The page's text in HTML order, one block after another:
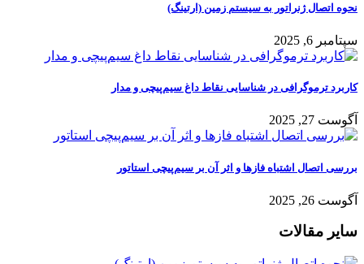
نحوه اتصال ژنراتور به سیستم زمین (ارتینگ)
سپتامبر 6, 2025
کاربرد ترموگرافی در شناسایی نقاط داغ سیم‌پیچی و مدار
آگوست 27, 2025
بررسی اتصال اشتباه فازها و اثر آن بر سیم‌پیچی استاتور
آگوست 26, 2025
سایر مقالات